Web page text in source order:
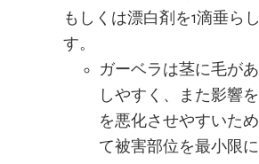
もしくは漂白剤を1滴垂ら
す。
ガーベラは茎に毛が
しやすく、また影響
を悪化させやすいた
て被害部位を最小限